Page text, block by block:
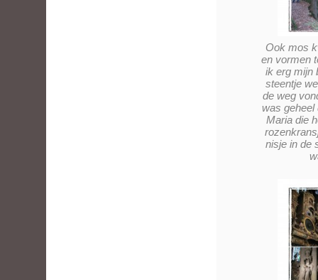
Ook mos
en vormen
ik erg mijn
steentje
de weg
was geheel
Maria die
nisje in de